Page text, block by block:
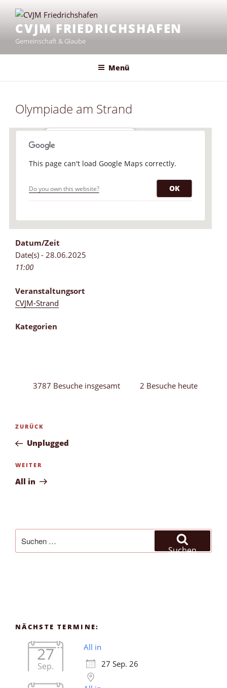
Inhalt
springenCVJM FRIEDRICHSHAFEN
Gemeinschaft & Glaube
Menü
Olympiade am Strand
CVJM-Strand
Königsweg - Friedrichshafen
This page can't load Google Maps correctly.
Do you own this website? OK
Datum/Zeit
Date(s) - 28.06.2025
11:00
Veranstaltungsort
CVJM-Strand
Kategorien
3787 Besuche insgesamt 2 Besuche heute
Beitragsnavigation
Vorheriger
Beitrag
ZURÜCK
Unplugged
Nächster
Beitrag
WEITER
All in
nach:
Suchen
NÄCHSTE TERMINE:
27
Sep.
All in
27 Sep. 26